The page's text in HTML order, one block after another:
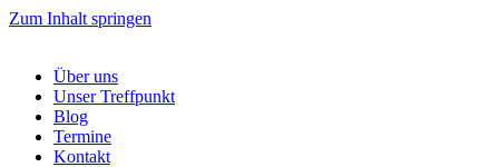
Zum Inhalt springen
Über uns
Unser Treffpunkt
Blog
Termine
Kontakt